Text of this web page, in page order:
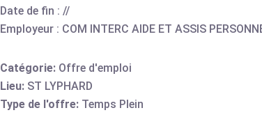
Date de fin : //
Employeur : COM INTERC AIDE ET ASSIS
Catégorie: Offre d'emploi
Lieu: ST LYPHARD
Type de l'offre: Temps Plein